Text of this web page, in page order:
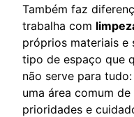
Também faz
trabalha com
próprios materiais e
tipo de espaço que
não serve para
uma área comum
prioridades e